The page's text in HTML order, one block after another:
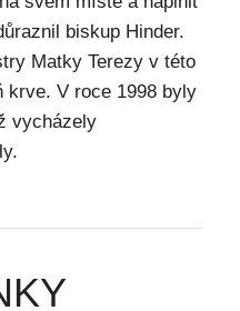
biskup Hinder.
Matky Terezy v této
krve. V roce 1998 byly
vycházely